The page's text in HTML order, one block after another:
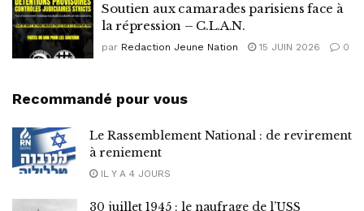
Soutien aux camarades parisiens face à
la répression – C.L.A.N.
par Redaction Jeune Nation 15 JUIN 2026 0
Recommandé pour vous
Le Rassemblement National : de revirement
à reniement
IL Y A 4 JOURS
30 juillet 1945 : le naufrage de l’USS